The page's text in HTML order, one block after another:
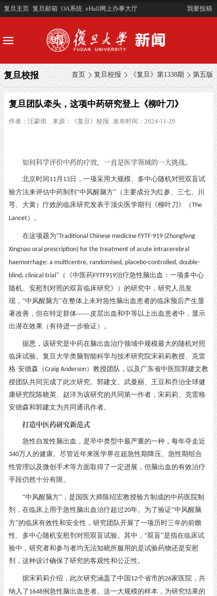
复旦主页 复旦邮箱 OA系统 eHall网上办事大厅 我要投稿
首页 复旦校报 《复旦》第1338期 第五版
复旦校报
复旦团队牵头，这项中药研究登上《柳叶刀》
作者： 汪蒙琪 来源： 《复旦》校报 发布时间：2024-11-29
如何科学评价中药的疗效，一直是医学领域的一大挑战。
北京时间 11月 13 日，一项采用大规模、多中心随机对照双盲试
验方法来评估中药制剂“中风醒脑方”（主要成分为红参、三七、川
芎、大黄）疗效的临床研究发表于顶尖医学期刊《柳叶刀》（The
Lancet）。
在这项题为“Traditional Chinese medicine FYTF-919 (Zhongfeng
Xingnao oral prescription) for the treatment of acute intracerebral
haemorrhage: a multicentre, randomised, placebo-controlled, double-
blind, clinical trial”（《中医药FYTF919治疗急性脑出血：一项多中心
随机、安慰剂对照的双盲临床研究》）的研究中，研究人员发
现，“中风醒脑方”在整体上未对急性脑出血患者的临床预后产生显
著改善，但在特定群体——皮层出血和中等以上出血患者中，显示
出潜在效果（有待进一步验证）。
据悉，该研究是中药在脑出血治疗领域中规模最大的随机对照
临床试验。复旦大学类脑智能科学与技术研究院宋莉莉教授、克雷
格·安德森（Craig Anderson）教授团队，以及广东省中医院郭建文教
授团队共同完成了此次研究。郭建文、武曼丽、王豆和乔治全球健
康研究院陈晓英、赵洋为该研究的共同第一作者，宋莉莉、克雷格·
安德森和郭建文为共同通讯作者。
打造中医药研究新范式
急性自发性脑出血，是卒中类型中最严重的一种，每年夺走近
340万人的健康。尽管近年来医学界在超急性期降压、急性期组合
性管理以及微创手术等方面取得了一定进展，但脑出血的有效治疗
手段仍然十分有限。
“中风醒脑方”，是国医大师陈绍宏教授验方制成的中药医院制
剂，在临床上用于急性脑出血治疗超过20年。为了验证“中风醒脑
方”的临床有效性和安全性，研究团队开展了一项历时三年的前瞻
性、多中心随机安慰剂对照双盲试验。其中，“双盲”是指在临床试
验中，研究者和参与者均无法知晓所服用的是试验药物还是安慰
剂，这种设计确保了研究的客观性和公正性。
据宋莉莉介绍，此次研究涵盖了中国 12个省市的26家医院，共
纳入了 1648例急性脑出血患者。这一大规模的样本，为研究结果的